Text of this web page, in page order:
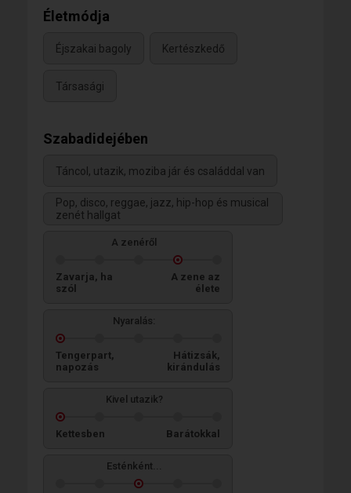
Életmódja
Éjszakai bagoly Kertészkedő
Társasági
Szabadidejében
Táncol, utazik, moziba jár és családdal van
Pop, disco, reggae, jazz, hip-hop és musical
zenét hallgat
A zenéről
Zavarja, ha
szól
A zene az
élete
Nyaralás:
Tengerpart,
napozás
Hátizsák,
kirándulás
Kivel utazik?
Kettesben Barátokkal
Esténként...